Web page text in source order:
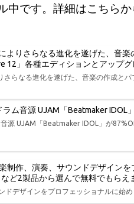
です。詳細はこちらか
よりさらなる進化を遂げた、音
12」各種エディションとアップグ
らなる進化を遂げた、音楽の作成と
ム音源 UJAM「Beatmaker IDOL
源 UJAM「Beatmaker IDOL」が
制作、演奏、サウンドデザイン
ど2製品から選んで無料でもらえ
デザインをプロフェッショナルに始